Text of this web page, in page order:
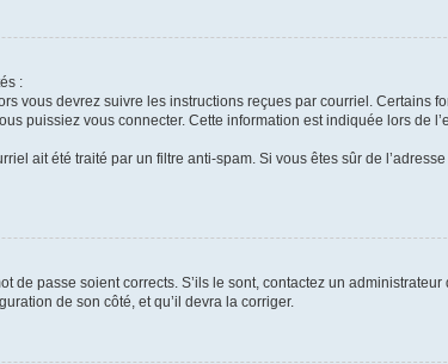
:
vous devrez suivre les instructions reçues par courriel. Certains
puissiez vous connecter. Cette information est indiquée lors de
ait été traité par un filtre anti-spam. Si vous êtes sûr de
passe soient corrects. S’ils le sont, contactez un
de son côté, et qu’il devra la corriger.